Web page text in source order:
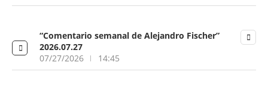
“Comentario semanal de Alejandro Fischer”
2026.07.27
07/27/2026
14:45